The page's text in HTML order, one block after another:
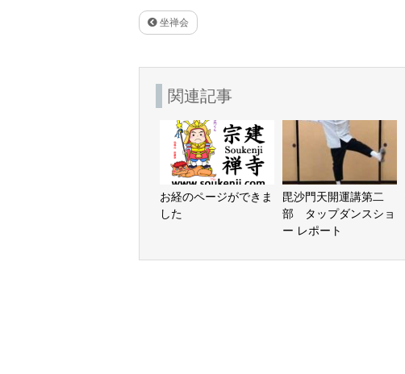
坐禅会
関連記事
お経のページができま
した
毘沙門天開運講第二
部 タップダンスショ
ー レポート